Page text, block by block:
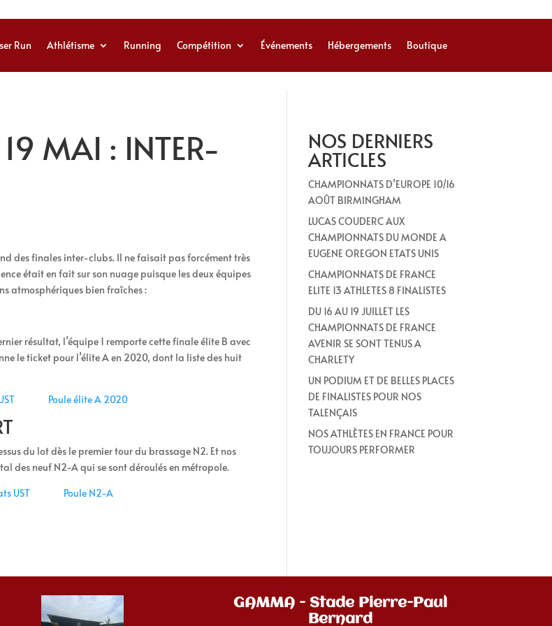
Run Athlétisme Running Compétition Événements Hébergements Boutique
19 MAI : INTER-
des finales inter-clubs. Il ne faisait pas forcément très
était en fait sur son nuage puisque les deux équipes
atmosphériques bien fraîches :
résultat, l’équipe 1 remporte cette finale élite B avec
le ticket pour l’élite A en 2020, dont la liste des huit
Poule élite A 2020
du lot dès le premier tour du brassage N2. Et nos
des neuf N2-A qui se sont déroulés en métropole.
UST Poule N2-A
NOS DERNIERS
ARTICLES
CHAMPIONNATS D’EUROPE 10/16
AOÛT BIRMINGHAM
LUCAS COUDERC AUX
CHAMPIONNATS DU MONDE A
EUGENE OREGON ETATS UNIS
CHAMPIONNATS DE FRANCE
ELITE 13 ATHLETES 8 FINALISTES
DU 16 AU 19 JUILLET LES
CHAMPIONNATS DE FRANCE
AVENIR SE SONT TENUS A
CHARLETY
UN PODIUM ET DE BELLES PLACES
DE FINALISTES POUR NOS
TALENÇAIS
NOS ATHLÈTES EN FRANCE POUR
TOUJOURS PERFORMER
GAMMA - Stade Pierre-Paul
Bernard